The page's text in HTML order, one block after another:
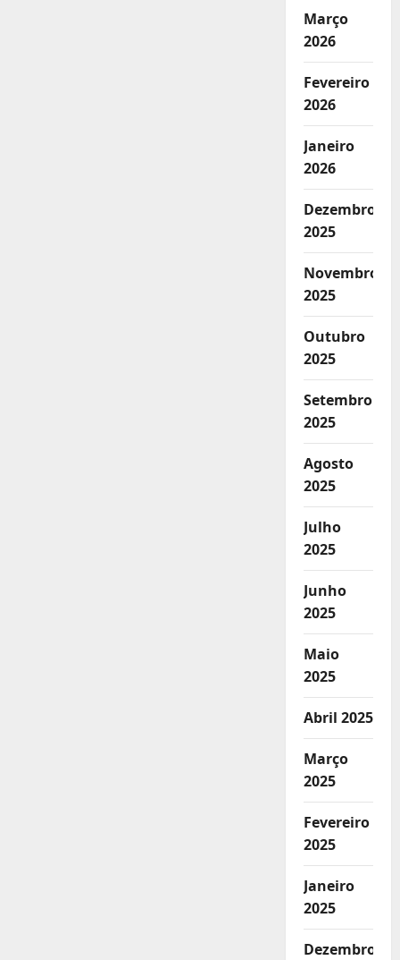
Março
2026
Fevereiro
2026
Janeiro
2026
Dezembro
2025
Novembro
2025
Outubro
2025
Setembro
2025
Agosto
2025
Julho
2025
Junho
2025
Maio
2025
Abril 2025
Março
2025
Fevereiro
2025
Janeiro
2025
Dezembro